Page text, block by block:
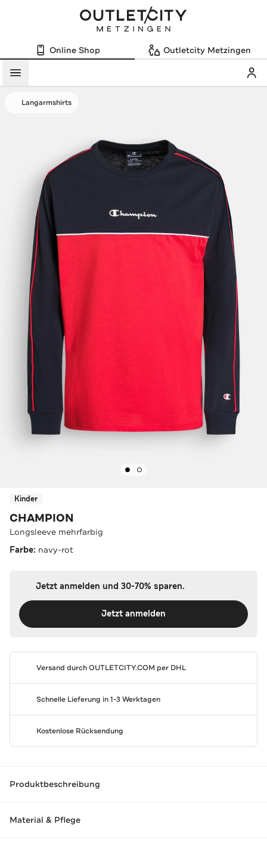
Online Shop Outletcity Metzingen
Menü
Langarmshirts
Kinder
CHAMPION
Longsleeve mehrfarbig
Farbe: navy-rot
Jetzt anmelden und 30-70% sparen.
Jetzt anmelden
Versand durchOUTLETCITY.COM per DHL
Schnelle Lieferung in 1-3 Werktagen
Kostenlose Rücksendung
Produktbeschreibung
Material & Pflege